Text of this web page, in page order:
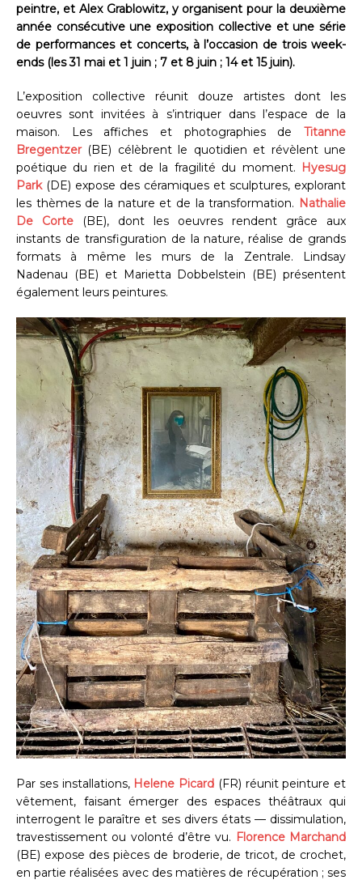
peintre, et Alex Grablowitz, y organisent pour la deuxième
année consécutive une exposition collective et une série
de performances et concerts, à l’occasion de trois week-
ends (les 31 mai et 1 juin ; 7 et 8 juin ; 14 et 15 juin).
L’exposition collective réunit douze artistes dont les
oeuvres sont invitées à s’intriquer dans l’espace de la
maison. Les affiches et photographies de Titanne
Bregentzer(BE) célèbrent le quotidien et révèlent une
poétique du rien et de la fragilité du moment. Hyesug
Park(DE) expose des céramiques et sculptures, explorant
les thèmes de la nature et de la transformation. Nathalie
De Corte (BE), dont les oeuvres rendent grâce aux
instants de transfiguration de la nature, réalise de grands
formats à même les murs de la Zentrale. Lindsay
Nadenau (BE) et Marietta Dobbelstein (BE) présentent
également leurs peintures.
Par ses installations, Helene Picard (FR) réunit peinture et
vêtement, faisant émerger des espaces théâtraux qui
interrogent le paraître et ses divers états — dissimulation,
travestissement ou volonté d’être vu. Florence Marchand
(BE) expose des pièces de broderie, de tricot, de crochet,
en partie réalisées avec des matières de récupération ; ses